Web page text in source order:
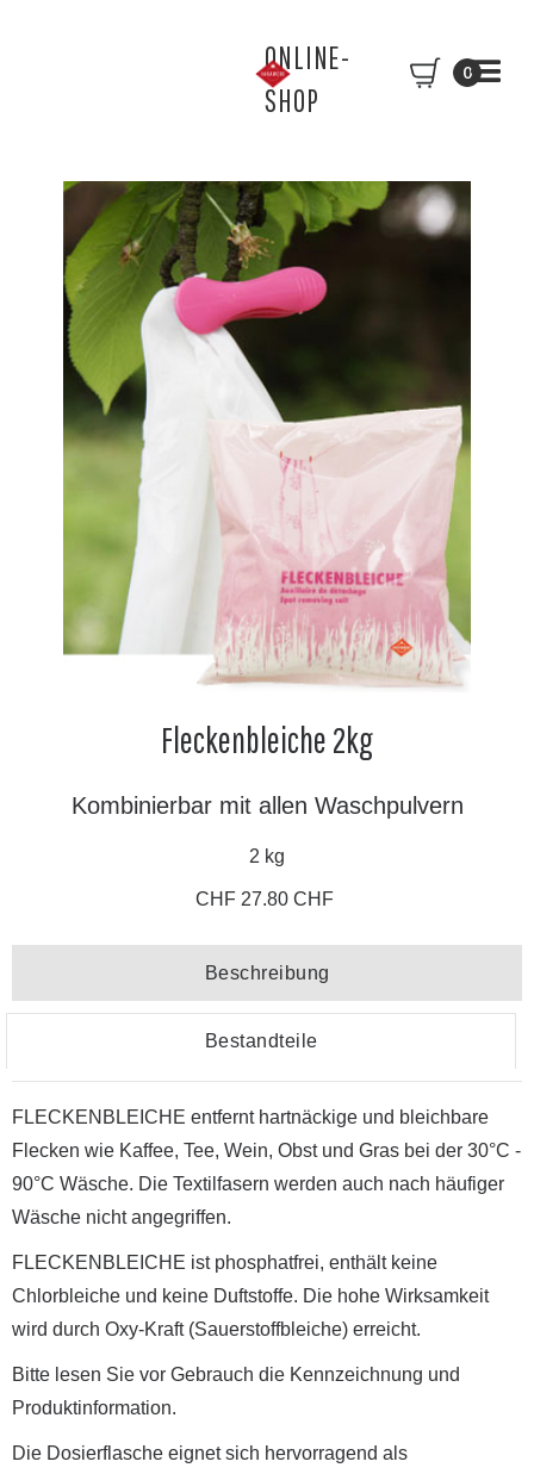
ONLINE-
SHOP
0
Fleckenbleiche 2kg
Kombinierbar mit allen Waschpulvern
2 kg
CHF 27.80 CHF
Beschreibung
Bestandteile
FLECKENBLEICHE entfernt hartnäckige und bleichbare
Flecken wie Kaffee, Tee, Wein, Obst und Gras bei der 30°C -
90°C Wäsche. Die Textilfasern werden auch nach häufiger
Wäsche nicht angegriffen.
FLECKENBLEICHE ist phosphatfrei, enthält keine
Chlorbleiche und keine Duftstoffe. Die hohe Wirksamkeit
wird durch Oxy-Kraft (Sauerstoffbleiche) erreicht.
Bitte lesen Sie vor Gebrauch die Kennzeichnung und
Produktinformation.
Die Dosierflasche eignet sich hervorragend als